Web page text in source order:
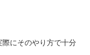
際にそのやり方で十分